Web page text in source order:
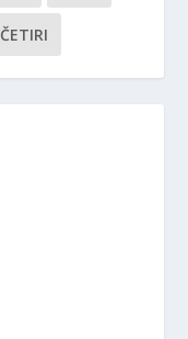
ČETIRI